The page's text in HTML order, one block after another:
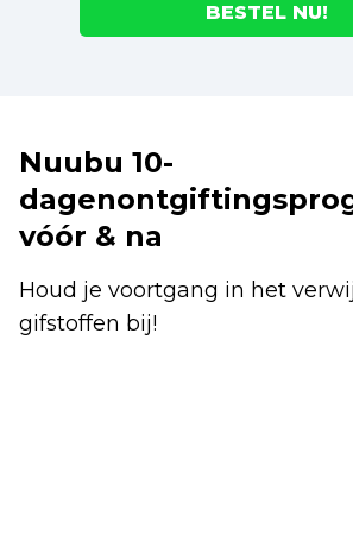
BESTEL NU!
Nuubu 10-
vóór & na
Houd je voortgang in het
gifstoffen bij!